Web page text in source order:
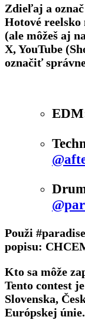
Zdieľaj a označ
Hotové reelsko
(ale môžeš aj
X, YouTube
označiť
Použi
popisu:
Kto sa môže
Tento contest
Slovenska,
Európskej únie.